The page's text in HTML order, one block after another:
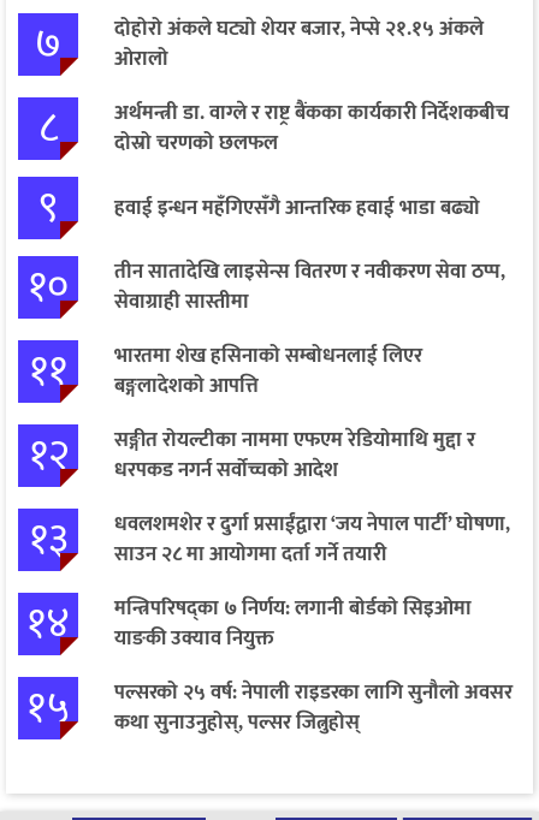
७
दोहोरो अंकले घट्यो शेयर बजार, नेप्से २१.१५ अंकले
ओरालो
८
अर्थमन्त्री डा. वाग्ले र राष्ट्र बैंकका कार्यकारी निर्देशकबीच
दोस्रो चरणको छलफल
९ हवाई इन्धन महँगिएसँगै आन्तरिक हवाई भाडा बढ्यो
१०
तीन सातादेखि लाइसेन्स वितरण र नवीकरण सेवा ठप्प,
सेवाग्राही सास्तीमा
११
भारतमा शेख हसिनाको सम्बोधनलाई लिएर
बङ्गलादेशको आपत्ति
१२
सङ्गीत रोयल्टीका नाममा एफएम रेडियोमाथि मुद्दा र
धरपकड नगर्न सर्वोच्चको आदेश
१३
धवलशमशेर र दुर्गा प्रसाईंद्वारा ‘जय नेपाल पार्टी’ घोषणा,
साउन २८ मा आयोगमा दर्ता गर्ने तयारी
१४
मन्त्रिपरिषद्का ७ निर्णय: लगानी बोर्डको सिइओमा
याङकी उक्याव नियुक्त
१५
पल्सरको २५ वर्ष: नेपाली राइडरका लागि सुनौलो अवसर
कथा सुनाउनुहोस्, पल्सर जित्नुहोस्